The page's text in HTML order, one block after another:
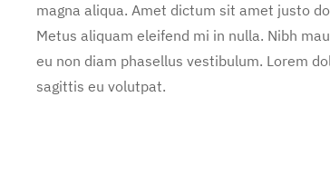
magna aliqua. Amet dictum sit amet justo
Metus aliquam eleifend mi in nulla. Nibh
eu non diam phasellus vestibulum. Lorem
sagittis eu volutpat.